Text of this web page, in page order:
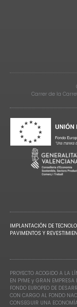
Carrer de la
IMPLANTACIÓN DE
PAVIMENTOS Y
PROYECTO ACOGIDO A LA
EN PYME y GRAN EMPRESA
FONDO EUROPEO DE
CON CARGO AL FONDO
CONSEGUIR UNA